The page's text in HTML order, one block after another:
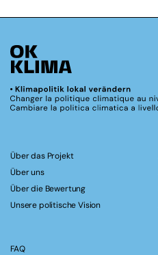
Über das Projekt
Über uns
Über die Bewertung
Unsere politische Vision
FAQ